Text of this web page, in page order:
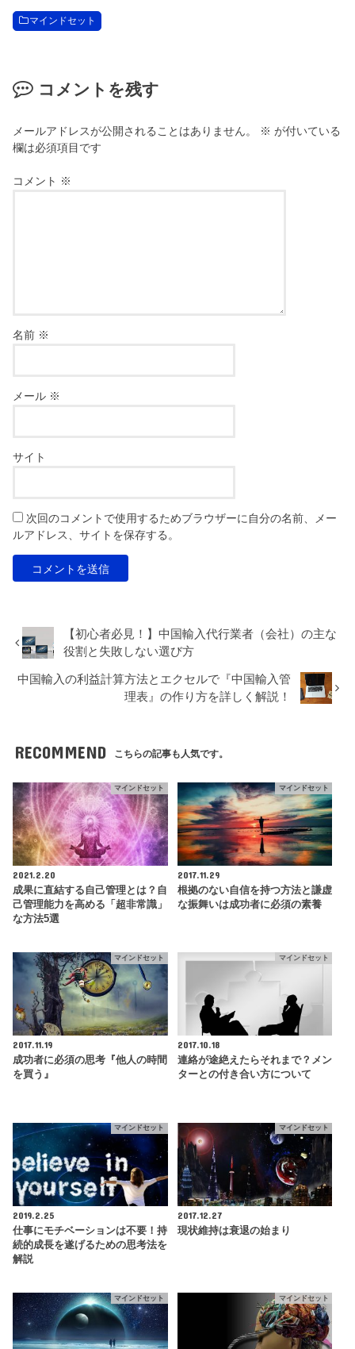
マインドセット
コメントを残す
メールアドレスが公開されることはありません。 ※ が付いている
欄は必須項目です
コメント ※
名前 ※
メール ※
サイト
次回のコメントで使用するためブラウザーに自分の名前、メー
ルアドレス、サイトを保存する。
【初心者必見！】中国輸入代行業者（会社）の主な
役割と失敗しない選び方
中国輸入の利益計算方法とエクセルで『中国輸入管
理表』の作り方を詳しく解説！
RECOMMEND こちらの記事も人気です。
マインドセット
2021.2.20
成果に直結する自己管理とは？自
己管理能力を高める「超非常識」
な方法5選
マインドセット
2017.11.29
根拠のない自信を持つ方法と謙虚
な振舞いは成功者に必須の素養
マインドセット
2017.11.19
成功者に必須の思考『他人の時間
を買う』
マインドセット
2017.10.18
連絡が途絶えたらそれまで？メン
ターとの付き合い方について
マインドセット
2019.2.25
仕事にモチベーションは不要！持
続的成長を遂げるための思考法を
解説
マインドセット
2017.12.27
現状維持は衰退の始まり
マインドセット マインドセット